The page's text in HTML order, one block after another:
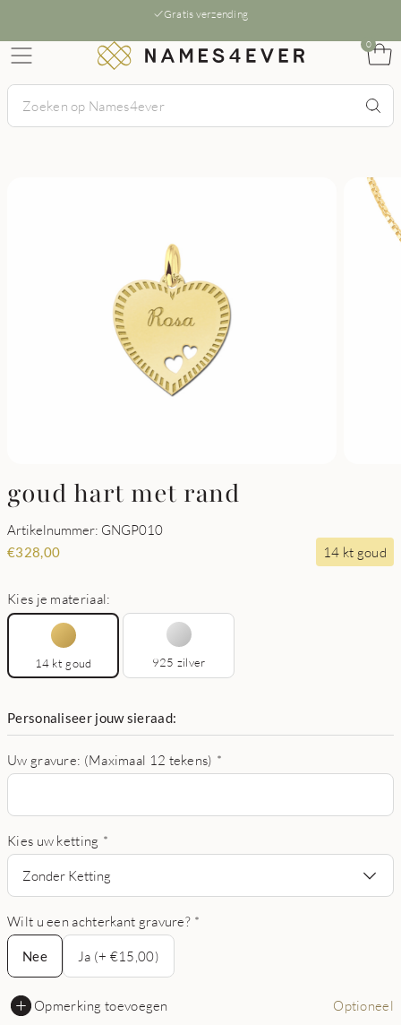
Gratis verzending
0
goud hart met rand
Artikelnummer: GNGP010
€328,00 14 kt goud
Kies je materiaal:
14 kt goud 925 zilver
Personaliseer jouw sieraad:
Uw gravure: (Maximaal 12 tekens) *
Kies uw ketting *
Zonder Ketting
Wilt u een achterkant gravure? *
Nee
Nee
Ja (+ €15,00)
Opmerking toevoegen Optioneel